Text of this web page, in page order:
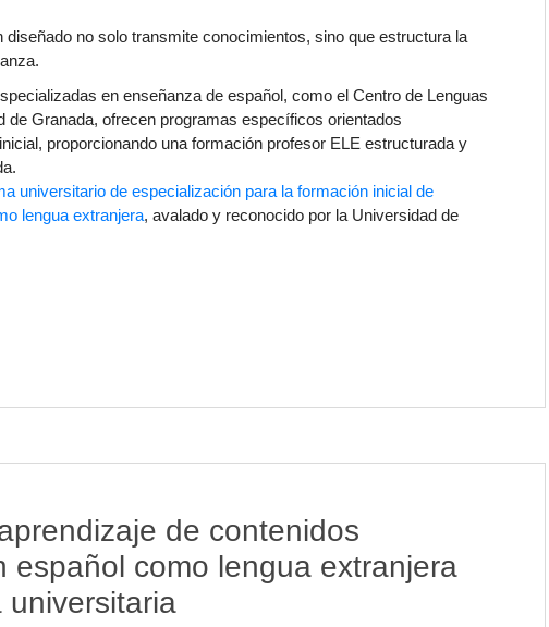
diseñado no solo transmite conocimientos, sino que estructura la
en enseñanza de español, como el Centro de Lenguas
de Granada, ofrecen programas específicos orientados
proporcionando una formación profesor ELE estructurada y
universitario de especialización para la formación inicial de
lengua extranjera, avalado y reconocido por la Universidad de
de contenidos
español como lengua extranjera
universitaria